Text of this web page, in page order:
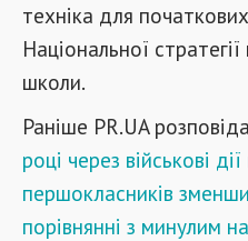
техніка для
Національної
школи.
Раніше PR.UA
році через військові дії
першокласників
порівнянні з минулим